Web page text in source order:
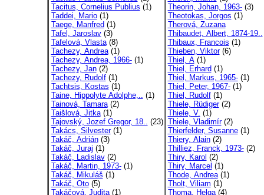
Tacitus, Cornelius Publius (1)
Taddei, Mario(1)
Taege, Manfred (1)
Tafel, Jaroslav(3)
Tafelová, Vlasta(8)
Tachezy, Andrea(1)
Tachezy, Andrea, 1966-(1)
Tachezy, Jan(2)
Tachezy, Rudolf(1)
Tachtsis, Kostas (1)
Taine, Hippolyte Adolphe,.. (1)
Tainová, Tamara(2)
Taišlová, Jitka(1)
Tajovský, Jozef Gregor, 18.. (23)
Takács, Silvester(1)
Takáč, Adrián(3)
Takáč, Juraj (1)
Takáč, Ladislav(2)
Takáč, Martin, 1973-(1)
Takáč, Mikuláš (1)
Takáč, Oto(5)
Takáčová, Judita(1)
Theorin, Johan, 1963-(3)
Theotokas, Jorgos (1)
Therová, Zuzana
Thibaudet, Albert, 1874-19..
Thibaux, Francois (1)
Thieben, Viktor(6)
Thiel, A(1)
Thiel, Erhard (1)
Thiel, Markus, 1965-(1)
Thiel, Peter, 1967-(1)
Thiel, Rudolf(1)
Thiele, Rüdiger(2)
Thiele, V. (1)
Thiele, Vladimír(2)
Thierfelder, Susanne(1)
Thiery, Alain(2)
Thilliez, Franck, 1973-(2)
Thiry, Karol (2)
Thiry, Marcel (1)
Thode, Andrea(1)
Tholt, Viliam (1)
Thoma, Helga(4)